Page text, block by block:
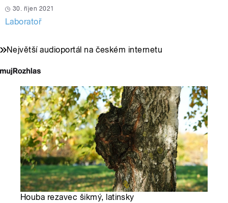
30. říjen 2021
Laboratoř
Největší audioportál na českém internetu
Houba rezavec šikmý, latinsky